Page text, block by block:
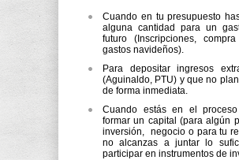
Cuando en tu presupuesto
alguna cantidad para un
futuro (Inscripciones,
gastos navideños).
Para depositar ingresos
(Aguinaldo, PTU) y que no
de forma inmediata.
Cuando estás en el
formar un capital (para algún
inversión, negocio o para tu
no alcanzas a juntar lo
participar en instrumentos de